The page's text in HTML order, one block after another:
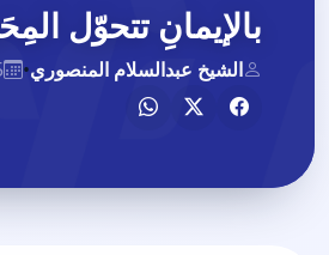
بالإيمانِ تتحوّل
الشيخ عبدالسلام المنصوري•